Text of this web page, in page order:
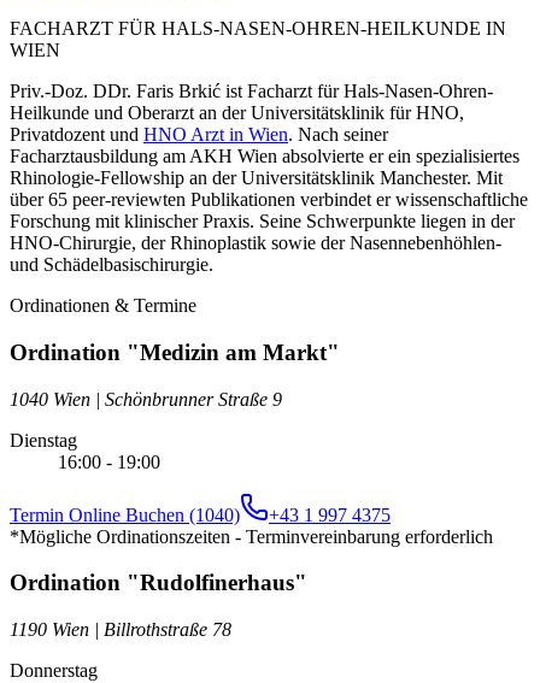
FACHARZT FÜR HALS-NASEN-OHREN-HEILKUNDE IN
WIEN
Priv.-Doz. DDr. Faris Brkić ist Facharzt für Hals-Nasen-Ohren-
Heilkunde und Oberarzt an der Universitätsklinik für HNO,
Privatdozent und HNO Arzt in Wien. Nach seiner
Facharztausbildung am AKH Wien absolvierte er ein spezialisiertes
Rhinologie-Fellowship an der Universitätsklinik Manchester. Mit
über 65 peer-reviewten Publikationen verbindet er wissenschaftliche
Forschung mit klinischer Praxis. Seine Schwerpunkte liegen in der
HNO-Chirurgie, der Rhinoplastik sowie der Nasennebenhöhlen-
und Schädelbasischirurgie.
Ordinationen & Termine
Ordination "Medizin am Markt"
1040 Wien | Schönbrunner Straße 9
Dienstag
16:00 - 19:00
Termin Online Buchen (1040)
+43 1 997 4375
*Mögliche Ordinationszeiten - Terminvereinbarung erforderlich
Ordination "Rudolfinerhaus"
1190 Wien | Billrothstraße 78
Donnerstag